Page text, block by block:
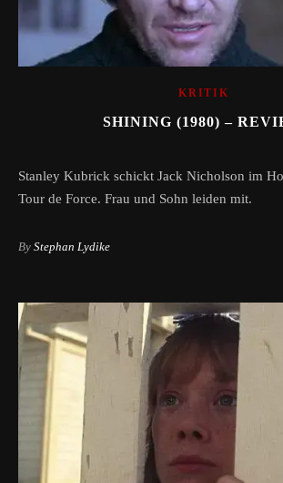
KRITIK
SHINING (1980) –
Stanley Kubrick schickt Jack Nicholson im Horror-Hotel auf eine
Tour de Force. Frau und Sohn leiden mit.
By Stephan Lydike